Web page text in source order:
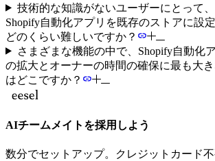
技術的な知識がないユーザーにとって
Shopify自動化アプリを既存のストアに設
どのくらい難しいですか？
さまざまな機能の中で、Shopify自動化
の拡大とオーナーの時間の確保に最も大
はどこですか？
AIチームメイトを採用しよう
数分でセットアップ。クレジットカード不